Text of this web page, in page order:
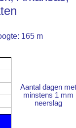
165 m
Aantal dagen met
minstens 1 mm
neerslag